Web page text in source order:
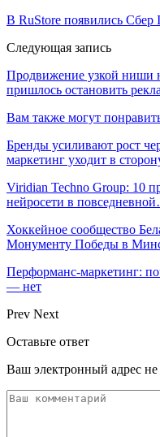
В RuStore появились Сбер
Следующая запись
Продвижение узкой ниши
пришлось остановить
Вам также могут
Бренды усиливают рост
маркетинг уходит в
Viridian Techno Group: 10
нейросети в
Хоккейное сообщество
Монументу Победы в
Перформанс-маркетинг:
— нет
Prev Next
Оставьте ответ
Ваш электронный адрес не